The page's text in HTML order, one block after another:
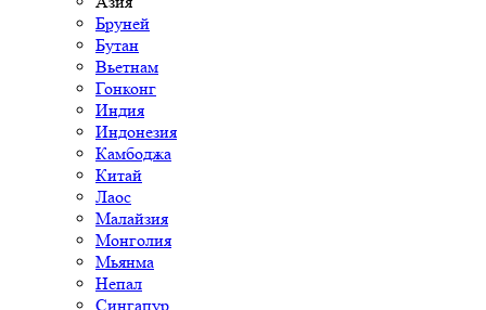
Бруней
Бутан
Вьетнам
Гонконг
Индия
Индонезия
Камбоджа
Китай
Лаос
Малайзия
Монголия
Мьянма
Непал
Сингапур